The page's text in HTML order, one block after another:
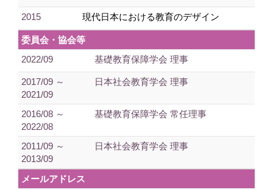
2015 現代日本における教育のデザイン
委員会・協会等
2022/09
基礎教育保障学会 理事
2017/09 ～
2021/09
日本社会教育学会 理事
2016/08 ～
2022/08
基礎教育保障学会 常任理事
2011/09 ～
2013/09
日本社会教育学会 理事
メールアドレス